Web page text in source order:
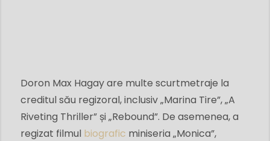
Doron Max Hagay are multe scurtmetraje la
creditul său regizoral, inclusiv „Marina Tire”, „A
Riveting Thriller” și „Rebound”. De asemenea, a
regizat filmul biografic miniseria „Monica”,